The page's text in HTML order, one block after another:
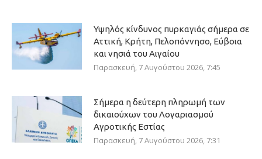
Υψηλός κίνδυνος πυρκαγιάς σήμερα σε
Αττική, Κρήτη, Πελοπόννησο, Εύβοια
και νησιά του Αιγαίου
Παρασκευή, 7 Αυγούστου 2026, 7:45
Σήμερα η δεύτερη πληρωμή των
δικαιούχων του Λογαριασμού
Αγροτικής Εστίας
Παρασκευή, 7 Αυγούστου 2026, 7:31